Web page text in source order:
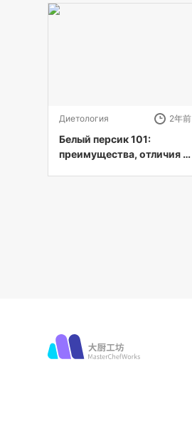
Диетология 2年前
Белый персик 101:
преимущества, отличия и